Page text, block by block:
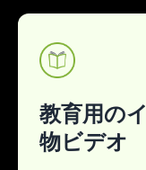
教育用の
物ビデオ